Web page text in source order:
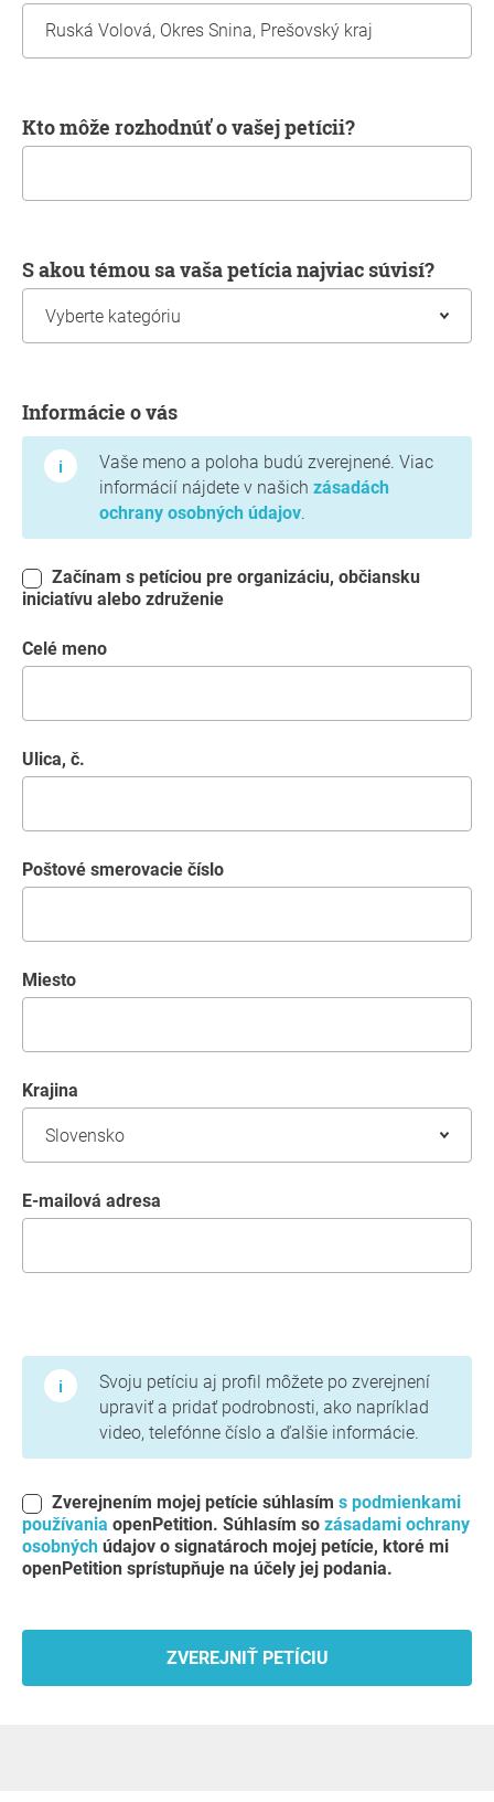
Kto môže rozhodnúť o vašej petícii?
S akou témou sa vaša petícia najviac súvisí?
Informácie o vás
Vaše meno a poloha budú zverejnené. Viac
informácií nájdete v našich zásadách
ochrany osobných údajov.
iniciatívu alebo združenie
Celé meno
Ulica, č.
Poštové smerovacie číslo
miesto
krajina
E-mailová adresa
Podmienky používania a zásady ochrany osobných údajov
Svoju petíciu aj profil môžete po zverejnení
upraviť a pridať podrobnosti, ako napríklad
video, telefónne číslo a ďalšie informácie.
Zverejnením mojej petície súhlasím s podmienkami
používania openPetition. Súhlasím so zásadami ochrany
osobných údajov o signatároch mojej petície, ktoré mi
openPetition sprístupňuje na účely jej podania.
ZVEREJNIŤ PETÍCIU